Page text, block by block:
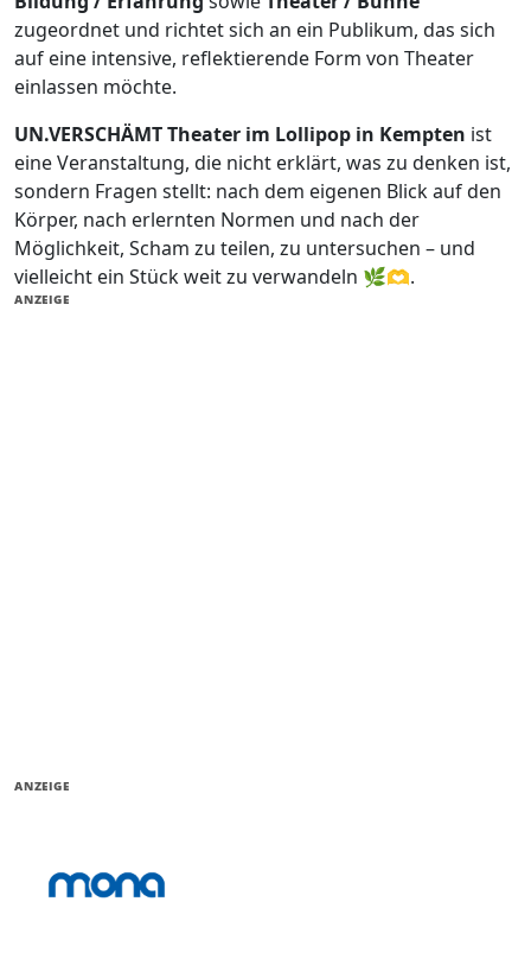
zugeordnet und richtet sich an ein Publikum, das sich
auf eine intensive, reflektierende Form von Theater
einlassen möchte.
UN.VERSCHÄMT Theater im Lollipop in Kempten ist
eine Veranstaltung, die nicht erklärt, was zu denken ist,
sondern Fragen stellt: nach dem eigenen Blick auf den
Körper, nach erlernten Normen und nach der
Möglichkeit, Scham zu teilen, zu untersuchen – und
vielleicht ein Stück weit zu verwandeln 🌿🫶.
ANZEIGE
ANZEIGE